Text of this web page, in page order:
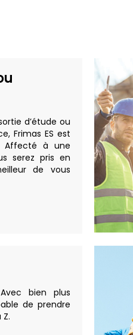
d’étude ou
Frimas ES est
Affecté à une
serez pris en
de vous
Avec bien plus
de prendre